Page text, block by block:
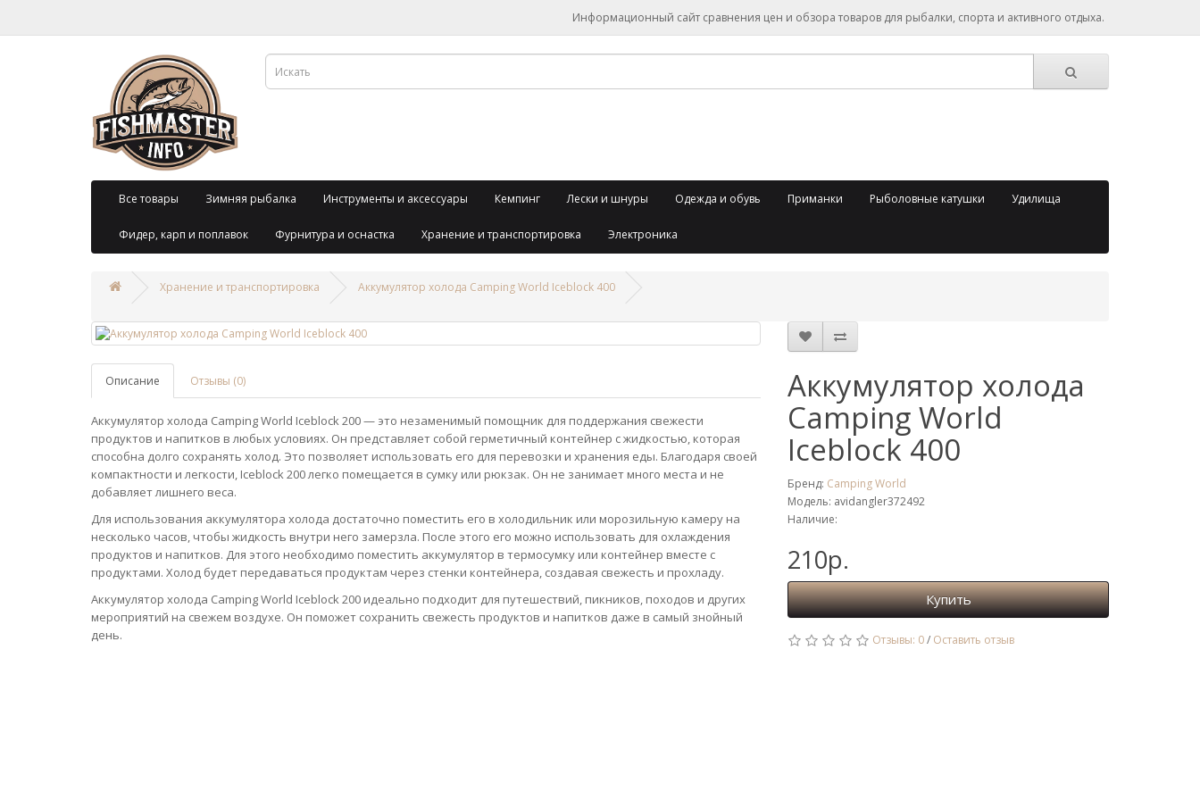
Информационный сайт сравнения цен и обзора товаров для рыбалки, спорта и активного отдыха.
Все товары Зимняя рыбалка Инструменты и аксессуары Кемпинг Лески и шнуры Одежда и обувь Приманки Рыболовные катушки Удилища
Фидер, карп и поплавок Фурнитура и оснастка Хранение и транспортировка Электроника
Хранение и транспортировка Аккумулятор холода Camping World Iceblock 400
Описание Отзывы (0)
Аккумулятор холода Camping World Iceblock 200 — это незаменимый помощник для поддержания свежести
продуктов и напитков в любых условиях. Он представляет собой герметичный контейнер с жидкостью, которая
способна долго сохранять холод. Это позволяет использовать его для перевозки и хранения еды. Благодаря своей
компактности и легкости, Iceblock 200 легко помещается в сумку или рюкзак. Он не занимает много места и не
добавляет лишнего веса.
Для использования аккумулятора холода достаточно поместить его в холодильник или морозильную камеру на
несколько часов, чтобы жидкость внутри него замерзла. После этого его можно использовать для охлаждения
продуктов и напитков. Для этого необходимо поместить аккумулятор в термосумку или контейнер вместе с
продуктами. Холод будет передаваться продуктам через стенки контейнера, создавая свежесть и прохладу.
Аккумулятор холода Camping World Iceblock 200 идеально подходит для путешествий, пикников, походов и других
мероприятий на свежем воздухе. Он поможет сохранить свежесть продуктов и напитков даже в самый знойный
день.
Аккумулятор холода
Camping World
Iceblock 400
Бренд: Camping World
Модель: avidangler372492
Наличие:
210р.
Купить
Отзывы: 0/ Оставить отзыв